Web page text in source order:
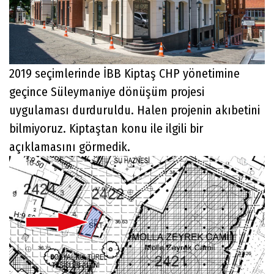
2019 seçimlerinde İBB Kiptaş CHP yönetimine
geçince Süleymaniye dönüşüm projesi
uygulaması durduruldu. Halen projenin akıbetini
bilmiyoruz. Kiptaştan konu ile ilgili bir
açıklamasını görmedik.